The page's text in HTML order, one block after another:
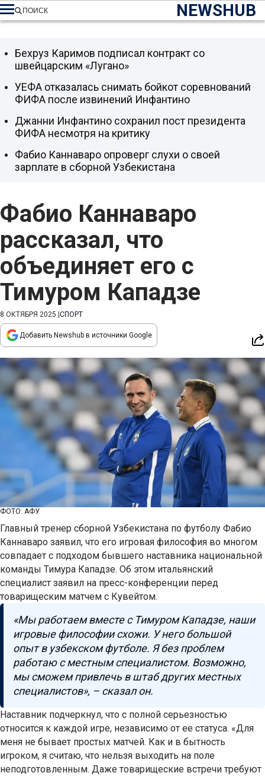
NEWSHUB
ПОИСК
Фабио Каннаваро
рассказал, что
объединяет его с
Тимуром Кападзе
8 ОКТЯБРЯ 2025 СПОРТ
Добавить Newshub в источники Google
ФОТО: АФУ
Главный тренер сборной Узбекистана по футболу Фабио
Каннаваро заявил, что его игровая философия во многом
совпадает с подходом бывшего наставника национальной
команды Тимура Кападзе. Об этом итальянский
специалист заявил на пресс-конференции перед
товарищеским матчем с Кувейтом.
«Мы работаем вместе с Тимуром Кападзе, наши
игровые философии схожи. У него большой
опыт в узбекском футболе. Я без проблем
работаю с местным специалистом. Возможно,
мы сможем привлечь в штаб других местных
специалистов», – сказал он.
Наставник подчеркнул, что с полной серьезностью
относится к каждой игре, независимо от ее статуса. «Для
меня не бывает простых матчей. Как и в бытность
игроком, я считаю, что нельзя выходить на поле
неподготовленным. Даже товарищеские встречи требуют
Бехруз Каримов подписал контракт со
швейцарским «Лугано»
УЕФА отказалась снимать бойкот соревнований
ФИФА после извинений Инфантино
Джанни Инфантино сохранил пост президента
ФИФА несмотря на критику
Фабио Каннаваро опроверг слухи о своей
зарплате в сборной Узбекистана